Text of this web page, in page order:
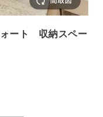
ォート 収納スペー